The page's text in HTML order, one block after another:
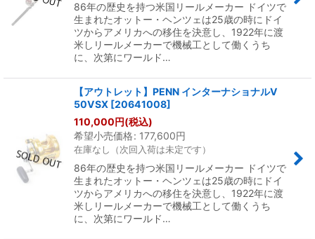
86年の歴史を持つ米国リールメーカー ドイツで
生まれたオットー・ヘンツェは25歳の時にドイ
ツからアメリカへの移住を決意し、1922年に渡
米しリールメーカーで機械工として働くうち
に、次第にワールド…
【アウトレット】PENN インターナショナルV
50VSX [20641008]
110,000円(税込)
希望小売価格: 177,600円
在庫なし（次回入荷は未定です）
86年の歴史を持つ米国リールメーカー ドイツで
生まれたオットー・ヘンツェは25歳の時にドイ
ツからアメリカへの移住を決意し、1922年に渡
米しリールメーカーで機械工として働くうち
に、次第にワールド…